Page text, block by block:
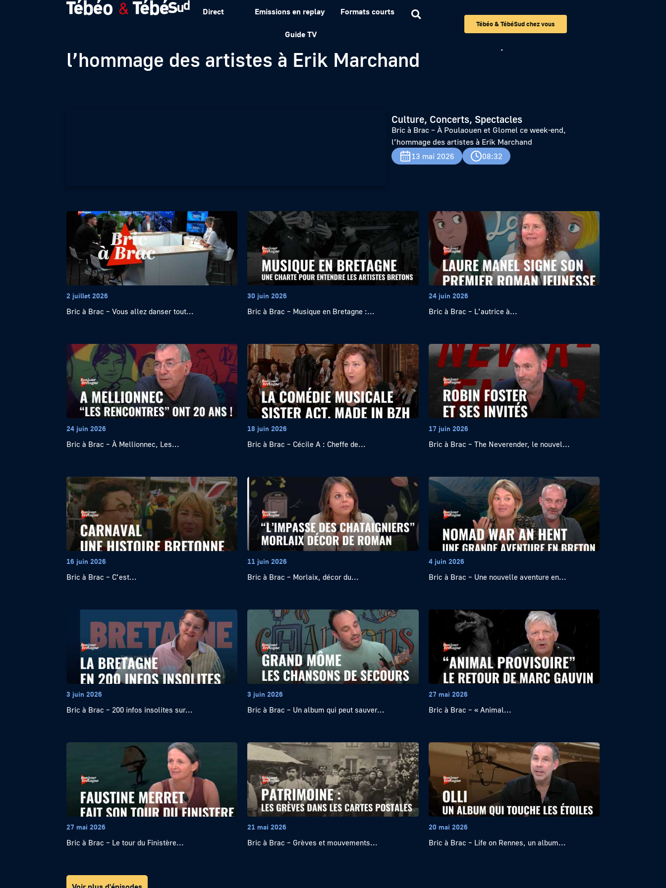
Direct Emissions en replay Formats courts
Guide TV
Tébéo & TébéSud chez vous
Bric à Brac – À Poulaouen et Glomel ce week-end,
l’hommage des artistes à Erik Marchand
Culture, Concerts, Spectacles
Bric à Brac – À Poulaouen et Glomel ce week-end,
l’hommage des artistes à Erik Marchand
13 mai 2026
08:32
2 juillet 2026
Bric à Brac – Vous allez danser tout...
30 juin 2026
Bric à Brac – Musique en Bretagne :...
24 juin 2026
Bric à Brac – L’autrice à...
24 juin 2026
Bric à Brac – À Mellionnec, Les...
18 juin 2026
Bric à Brac – Cécile A : Cheffe de...
17 juin 2026
Bric à Brac – The Neverender, le nouvel...
16 juin 2026
Bric à Brac – C’est...
11 juin 2026
Bric à Brac – Morlaix, décor du...
4 juin 2026
Bric à Brac – Une nouvelle aventure en...
3 juin 2026
Bric à Brac – 200 infos insolites sur...
3 juin 2026
Bric à Brac – Un album qui peut sauver...
27 mai 2026
Bric à Brac – « Animal...
27 mai 2026
Bric à Brac – Le tour du Finistère...
21 mai 2026
Bric à Brac – Grèves et mouvements...
20 mai 2026
Bric à Brac – Life on Rennes, un album...